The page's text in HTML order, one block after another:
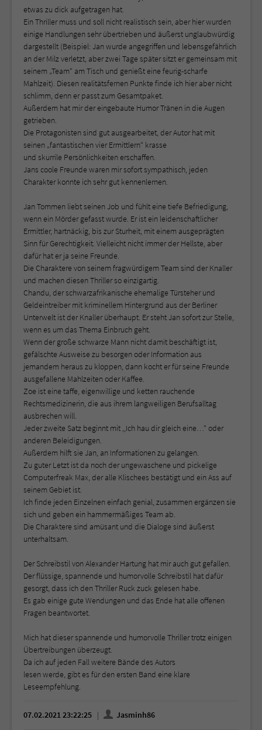
etwas zu dick aufgetragen hat.
Ein Thriller muss und soll nicht realistisch sein, aber hier wurden
einige Handlungen sehr übertrieben und äußerst unglaubwürdig
dargestellt (Beispiel: Jan wurde angegriffen und lebensgefährlich
an der Milz verletzt, aber zwei Tage später sitzt er gemeinsam mit
seinem „Team“ am Tisch und genießt eine feurig-scharfe
Mahlzeit). Diesen realitätsfernen Punkte finde ich hier aber nicht
schlimm, denn er passt zum Gesamtpaket.
Außerdem hat mir der eingebaute Humor Tränen in die Augen
getrieben.
Die Protagonisten sind gut ausgearbeitet, der Autor hat mit
seinen „fantastischen vier Ermittlern“ krasse
und skurrile Persönlichkeiten erschaffen.
Jans coole Freunde waren mir sofort sympathisch, jeden
Charakter konnte ich sehr gut kennenlernen.
Jan Tommen liebt seinen Job und fühlt eine tiefe Befriedigung,
wenn ein Mörder gefasst wurde. Er ist ein leidenschaftlicher
Ermittler, hartnäckig, bis zur Sturheit, mit einem ausgeprägten
Sinn für Gerechtigkeit. Vielleicht nicht immer der Hellste, aber
dafür hat er ja seine Freunde.
Die Charaktere von seinem fragwürdigem Team sind der Knaller
und machen diesen Thriller so einzigartig.
Chandu, der schwarzafrikanische ehemalige Türsteher und
Geldeintreiber mit kriminellem Hintergrund aus der Berliner
Unterwelt ist der Knaller überhaupt. Er steht Jan sofort zur Stelle,
wenn es um das Thema Einbruch geht.
Wenn der große schwarze Mann nicht damit beschäftigt ist,
gefälschte Ausweise zu besorgen oder Information aus
jemandem heraus zu kloppen, dann kocht er für seine Freunde
ausgefallene Mahlzeiten oder Kaffee.
Zoe ist eine taffe, eigenwillige und ketten rauchende
Rechtsmedizinerin, die aus ihrem langweiligen Berufsalltag
ausbrechen will.
Jeder zweite Satz beginnt mit ,,Ich hau dir gleich eine…“ oder
anderen Beleidigungen.
Außerdem hilft sie Jan, an Informationen zu gelangen.
Zu guter Letzt ist da noch der ungewaschene und pickelige
Computerfreak Max, der alle Klischees bestätigt und ein Ass auf
seinem Gebiet ist.
Ich finde jeden Einzelnen einfach genial, zusammen ergänzen sie
sich und geben ein hammermäßiges Team ab.
Die Charaktere sind amüsant und die Dialoge sind äußerst
unterhaltsam.
Der Schreibstil von Alexander Hartung hat mir auch gut gefallen.
Der flüssige, spannende und humorvolle Schreibstil hat dafür
gesorgt, dass ich den Thriller Ruck zuck gelesen habe.
Es gab einige gute Wendungen und das Ende hat alle offenen
Fragen beantwortet.
Mich hat dieser spannende und humorvolle Thriller trotz einigen
Übertreibungen überzeugt.
Da ich auf jeden Fall weitere Bände des Autors
lesen werde, gibt es für den ersten Band eine klare
Leseempfehlung.
07.02.2021 23:22:25 Jasminh86